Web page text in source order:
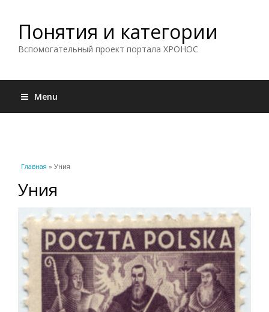
Понятия и категории
Вспомогательный проект портала ХРОНОС
Menu
Вы здесь
Главная » Уния
Уния